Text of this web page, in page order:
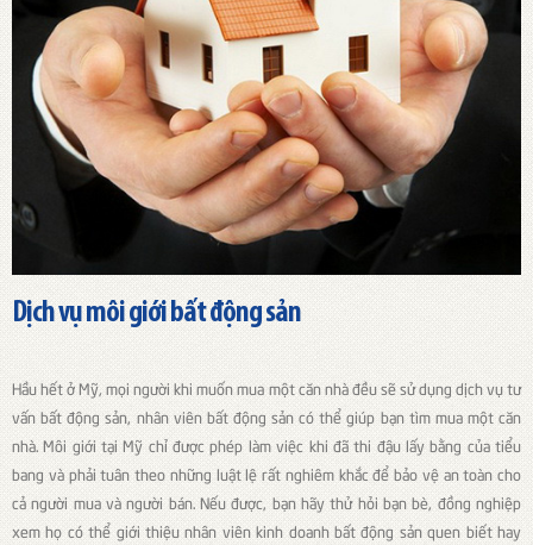
Dịch vụ môi giới bất động sản
Hầu hết ở Mỹ, mọi người khi muốn mua một căn nhà đều sẽ sử dụng dịch vụ tư
vấn bất động sản, nhân viên bất động sản có thể giúp bạn tìm mua một căn
nhà. Môi giới tại Mỹ chỉ được phép làm việc khi đã thi đậu lấy bằng của tiểu
bang và phải tuân theo những luật lệ rất nghiêm khắc để bảo vệ an toàn cho
cả người mua và người bán. Nếu được, bạn hãy thử hỏi bạn bè, đồng nghiệp
xem họ có thể giới thiệu nhân viên kinh doanh bất động sản quen biết hay